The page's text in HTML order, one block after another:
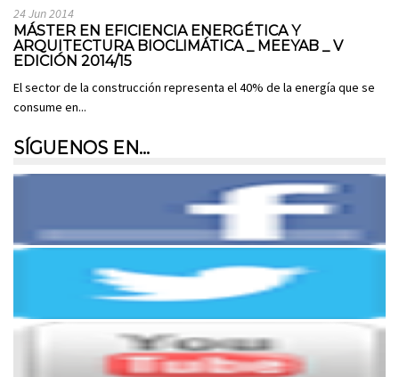
24 Jun 2014
MÁSTER EN EFICIENCIA ENERGÉTICA Y
ARQUITECTURA BIOCLIMÁTICA _ MEEYAB _ V
EDICIÓN 2014/15
El sector de la construcción representa el 40% de la energía que se
consume en...
SÍGUENOS EN…